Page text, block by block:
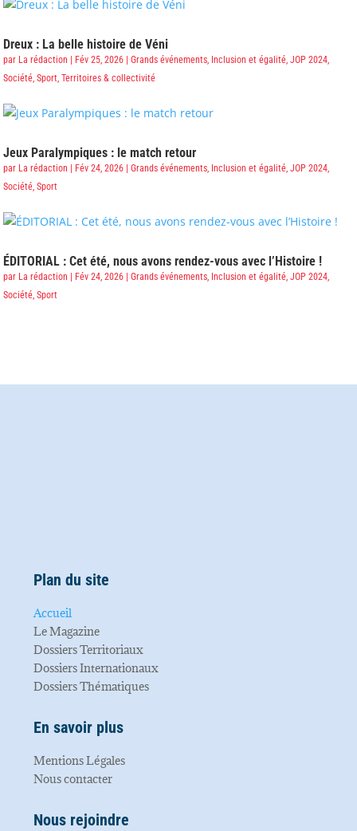
Dreux : La belle histoire de Véni
par La rédaction | Fév 25, 2026 |Grands événements Inclusion et égalité ,JOP 2024
Société ,Sport ,Territoires & collectivité
Jeux Paralympiques : le match retour
par La rédaction | Fév 24, 2026 |Grands événements Inclusion et égalité ,JOP 2024
Société ,Sport
ÉDITORIAL : Cet été, nous avons rendez-vous avec l’Histoire !
par La rédaction | Fév 24, 2026 |Grands événements Inclusion et égalité ,JOP 2024
Société ,Sport
Plan du site
Accueil
Le Magazine
Dossiers Territoriaux
Dossiers Internationaux
Dossiers Thématiques
En savoir plus
Mentions Légales
Nous contacter
Nous rejoindre